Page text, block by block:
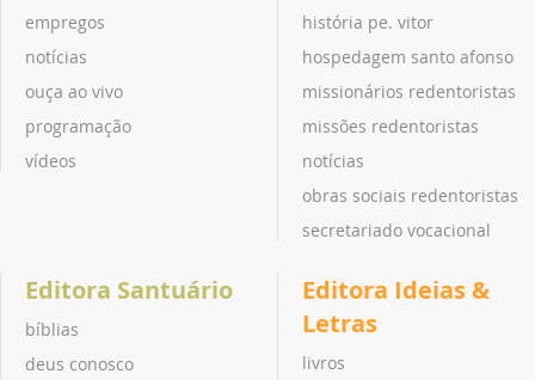
empregos
notícias
ouça ao vivo
programação
vídeos
história pe. vitor
hospedagem santo afonso
missionários redentoristas
missões redentoristas
notícias
obras sociais redentoristas
secretariado vocacional
Editora Santuário
bíblias
deus conosco
Editora Ideias &
Letras
livros